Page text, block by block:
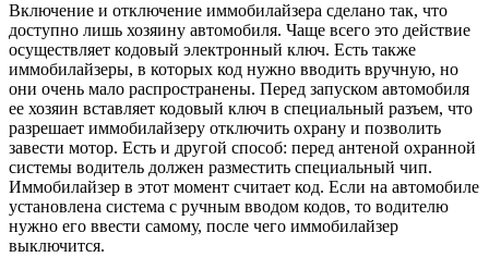
Включение и отключение иммобилайзера сделано так, что
доступно лишь хозяину автомобиля. Чаще всего это действие
осуществляет кодовый электронный ключ. Есть также
иммобилайзеры, в которых код нужно вводить вручную, но
они очень мало распространены. Перед запуском автомобиля
ее хозяин вставляет кодовый ключ в специальный разъем, что
разрешает иммобилайзеру отключить охрану и позволить
завести мотор. Есть и другой способ: перед антеной охранной
системы водитель должен разместить специальный чип.
Иммобилайзер в этот момент считает код. Если на автомобиле
установлена система с ручным вводом кодов, то водителю
нужно его ввести самому, после чего иммобилайзер
выключится.